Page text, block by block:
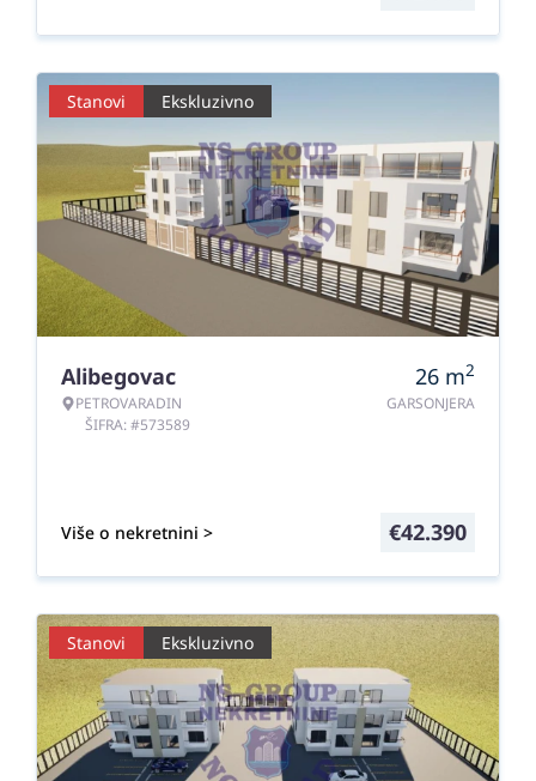
Stanovi Ekskluzivno
Alibegovac
PETROVARADIN
ŠIFRA: #573589
26 m2
GARSONJERA
Više o nekretnini > €42.390
Stanovi Ekskluzivno